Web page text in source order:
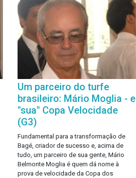
Um parceiro do turfe
brasileiro: Mário Moglia - e
"sua" Copa Velocidade
(G3)
Fundamental para a transformação de
Bagé, criador de sucesso e, acima de
tudo, um parceiro de sua gente, Mário
Belmonte Moglia é quem dá nome à
prova de velocidade da Copa dos